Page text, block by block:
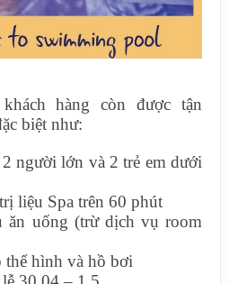
hàng còn được tận
biệtnhư:
người lớn và 2 trẻ em dưới
liệu Spa trên 60 phút
ăn uống (trừ dịch vụ room
hình và hồ bơi